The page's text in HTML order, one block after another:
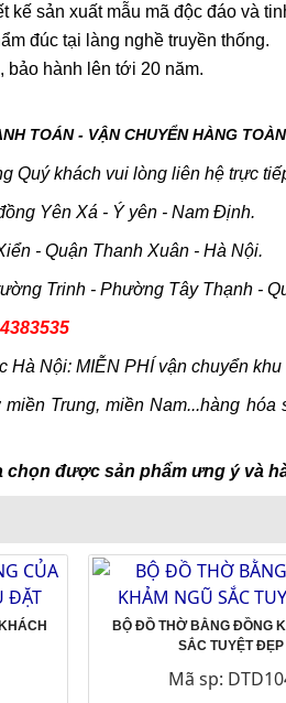
kế sản xuất mẫu mã độc đáo và
đúc tại làng nghề truyền thống.
bảo hành lên tới 20 năm.
TOÁN - VẬN CHUYỂN HÀNG
Quý khách vui lòng liên hệ trực
Yên Xá - Ý yên - Nam Định.
- Quận Thanh Xuân - Hà Nội.
Trinh - Phường Tây Thạnh -
Hà Nội: MIỄN PHÍ vận chuyển
Trung, miền Nam...hàng
chọn được sản phẩm ưng ý và
BỘ ĐỒ THỜ BẰNG ĐỒNG
SẮC TUYỆT ĐẸP
Mã sp: